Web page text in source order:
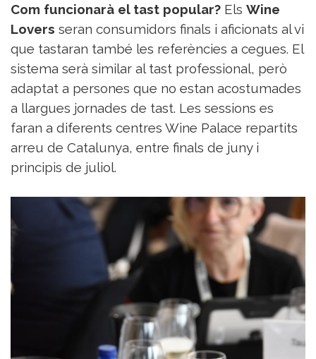
Com funcionarà el tast popular? Els Wine
Lovers seran consumidors finals i aficionats al vi
que tastaran també les referències a cegues. El
sistema serà similar al tast professional, però
adaptat a persones que no estan acostumades
a llargues jornades de tast. Les sessions es
faran a diferents centres Wine Palace repartits
arreu de Catalunya, entre finals de juny i
principis de juliol.